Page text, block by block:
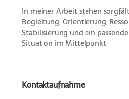
In meiner Arbeit stehen
Begleitung, Orientierung,
Stabilisierung und ein
Situation im Mittelpunkt.
Kontaktaufnahme